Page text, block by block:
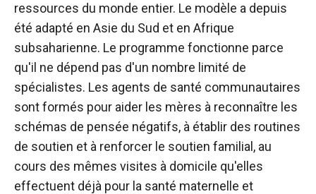
ressources du monde entier. Le modèle a depuis
été adapté en Asie du Sud et en Afrique
subsaharienne. Le programme fonctionne parce
qu'il ne dépend pas d'un nombre limité de
spécialistes. Les agents de santé communautaires
sont formés pour aider les mères à reconnaître les
schémas de pensée négatifs, à établir des routines
de soutien et à renforcer le soutien familial, au
cours des mêmes visites à domicile qu'elles
effectuent déjà pour la santé maternelle et